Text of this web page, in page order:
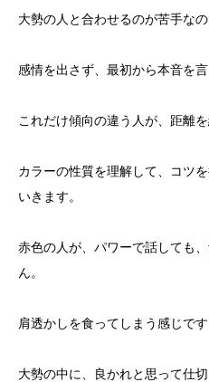
大勢の人と合わせるのが苦手な
感情を出さず、最初から本音を言
これだけ傾向の違う人が、距離
カラーの性質を理解して、コツ
いきます。
赤色の人が、パワーで話しても
ん。
肩透かしを食ってしまう感じです
大勢の中に、良かれと思って仕